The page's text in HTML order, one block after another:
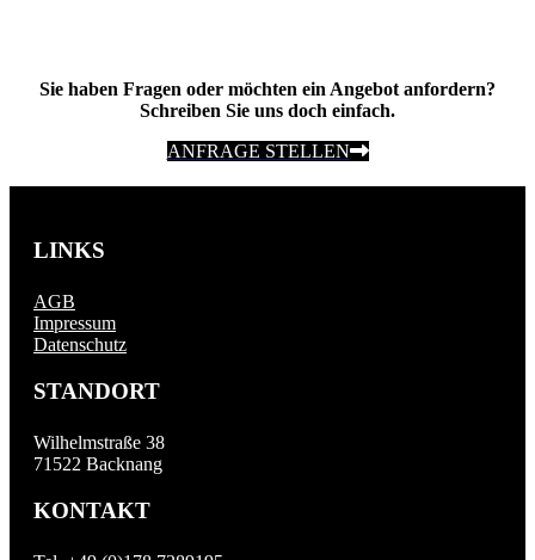
Sie haben Fragen oder möchten ein Angebot anfordern?
Schreiben Sie uns doch einfach.
ANFRAGE STELLEN
LINKS
AGB
Impressum
Datenschutz
STANDORT
Wilhelmstraße 38
71522 Backnang
KONTAKT